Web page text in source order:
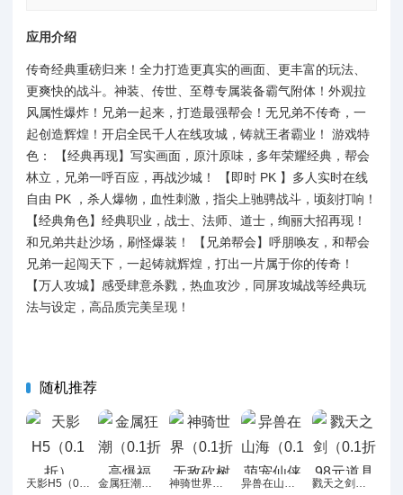
应用介绍
传奇经典重磅归来！全力打造更真实的画面、更丰富的玩法、
更爽快的战斗。神装、传世、至尊专属装备霸气附体！外观拉
风属性爆炸！兄弟一起来，打造最强帮会！无兄弟不传奇，一
起创造辉煌！开启全民千人在线攻城，铸就王者霸业！ 游戏特
色： 【经典再现】写实画面，原汁原味，多年荣耀经典，帮会
林立，兄弟一呼百应，再战沙城！ 【即时 PK 】多人实时在线
自由 PK ，杀人爆物，血性刺激，指尖上驰骋战斗，顷刻打响！
【经典角色】经典职业，战士、法师、道士，绚丽大招再现！
和兄弟共赴沙场，刷怪爆装！ 【兄弟帮会】呼朋唤友，和帮会
兄弟一起闯天下，一起铸就辉煌，打出一片属于你的传奇！
【万人攻城】感受肆意杀戮，热血攻沙，同屏攻城战等经典玩
法与设定，高品质完美呈现！
随机推荐
金属狂潮（0.1折高爆福利）H5